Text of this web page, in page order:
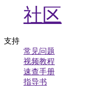
社区
支持
常见问题
视频教程
速查手册
指导书